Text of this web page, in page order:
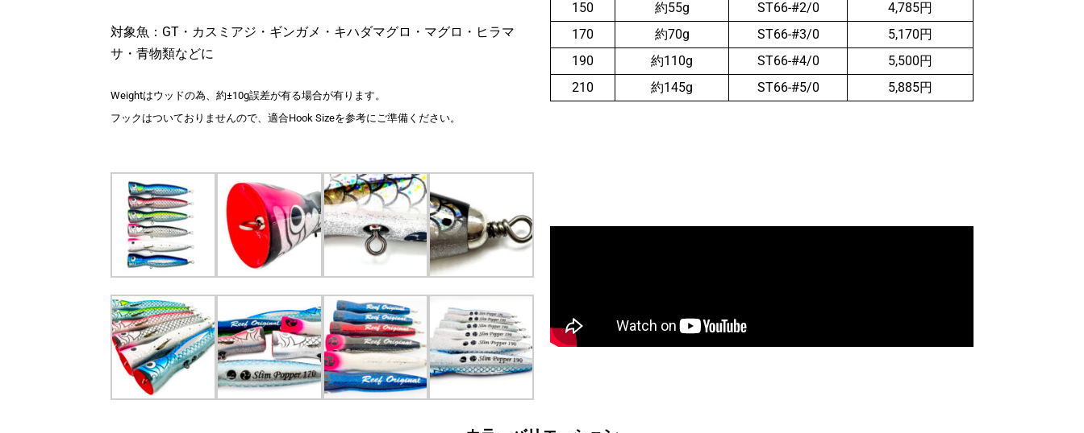
対象魚：GT・カスミアジ・ギンガメ・キハダマグロ・マグロ・ヒラマ
サ・青物類などに
Weightはウッドの為、約±10g誤差が有る場合が有ります。
フックはついておりませんので、適合Hook Sizeを参考にご準備ください。
150
約55g ST66-#2/0
4,785円
170
約70g ST66-#3/0
5,170円
190
約110g ST66-#4/0
5,500円
210
約145g ST66-#5/0 5,885円